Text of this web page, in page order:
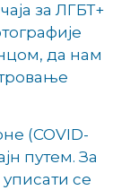
за ЛГБТ+
да нам
(COVID-
путем. За
се